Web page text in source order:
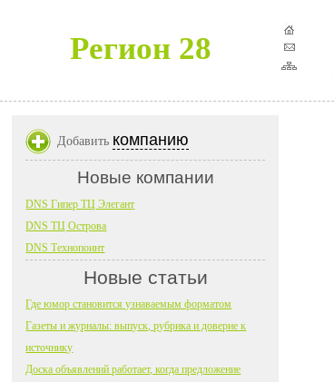
Регион 28
Добавить компанию
Новые компании
DNS Гипер ТЦ Элегант
DNS ТЦ Острова
DNS Технопоинт
Новые статьи
Где юмор становится узнаваемым форматом
Газеты и журналы: выпуск, рубрика и доверие к
источнику
Доска объявлений работает, когда предложение